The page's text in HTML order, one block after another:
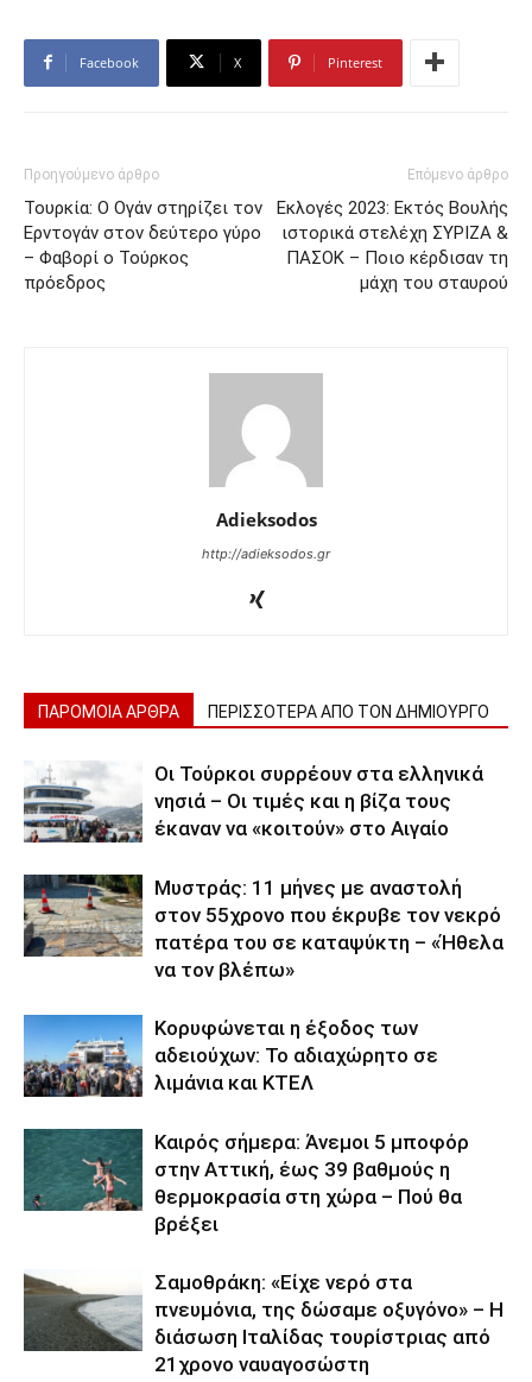
Facebook X Pinterest
Προηγούμενο άρθρο
Τουρκία: Ο Ογάν στηρίζει τον
Ερντογάν στον δεύτερο γύρο
– Φαβορί ο Τούρκος
πρόεδρος
Επόμενο άρθρο
Εκλογές 2023: Εκτός Βουλής
ιστορικά στελέχη ΣΥΡΙΖΑ &
ΠΑΣΟΚ – Ποιο κέρδισαν τη
μάχη του σταυρού
Adieksodos
http://adieksodos.gr
ΠΑΡΟΜΟΙΑ ΑΡΘΡΑ ΠΕΡΙΣΣΟΤΕΡΑ ΑΠΟ ΤΟΝ ΔΗΜΙΟΥΡΓΟ
Οι Τούρκοι συρρέουν στα ελληνικά
νησιά – Οι τιμές και η βίζα τους
έκαναν να «κοιτούν» στο Αιγαίο
Μυστράς: 11 μήνες με αναστολή
στον 55χρονο που έκρυβε τον νεκρό
πατέρα του σε καταψύκτη – «Ήθελα
να τον βλέπω»
Κορυφώνεται η έξοδος των
αδειούχων: Το αδιαχώρητο σε
λιμάνια και ΚΤΕΛ
Καιρός σήμερα: Άνεμοι 5 μποφόρ
στην Αττική, έως 39 βαθμούς η
θερμοκρασία στη χώρα – Πού θα
βρέξει
Σαμοθράκη: «Είχε νερό στα
πνευμόνια, της δώσαμε οξυγόνο» – Η
διάσωση Ιταλίδας τουρίστριας από
21χρονο ναυαγοσώστη